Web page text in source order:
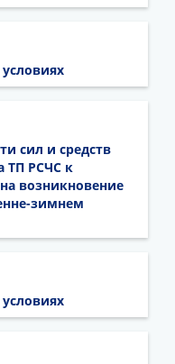
сил и средств
ТП РСЧС к
возникновение
зимнем